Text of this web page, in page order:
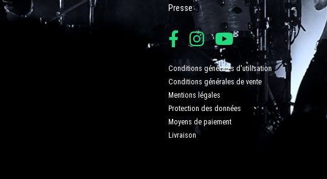
Presse
Conditions générales d'utilisation
Conditions générales de vente
Mentions légales
Protection des données
Moyens de paiement
Livraison